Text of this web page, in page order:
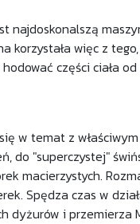
najdoskonalszą
korzystała więc z
części ciała
w temat z
do "superczystej"
macierzystych.
Spędza czas w
dyżurów i